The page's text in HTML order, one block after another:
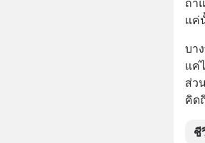
แค่
บา
แค่
ส่ว
คิด
ชี